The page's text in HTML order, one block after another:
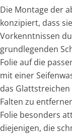
Die Montage der
konzipiert, dass
Vorkenntnissen
grundlegenden
Folie auf die
mit einer
das
Falten zu
Folie besonders
diejenigen, die